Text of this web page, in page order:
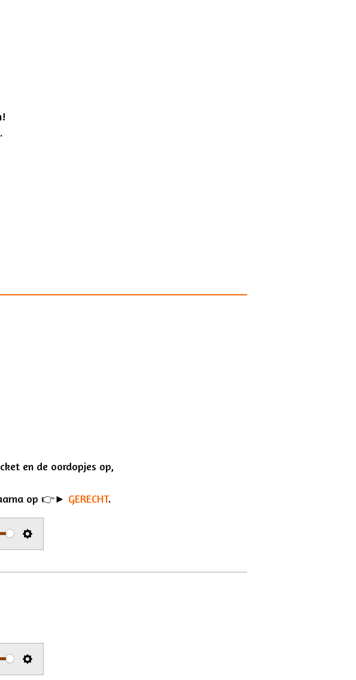
en de oordopjes op,
op 👉► GERECHT.
S
g
s
S